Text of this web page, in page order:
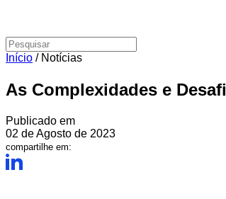
Início / Notícias
As Complexidades e
Publicado em
02 de Agosto de 2023
compartilhe em: